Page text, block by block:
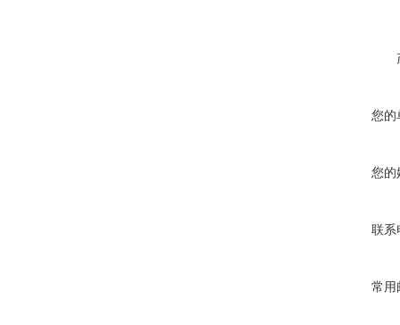
您的
您的
联系
常用